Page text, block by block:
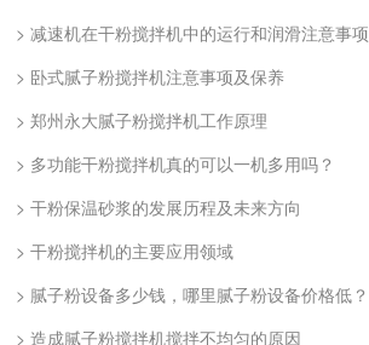
> 减速机在干粉搅拌机中的运行和润滑注意事项
> 卧式腻子粉搅拌机注意事项及保养
> 郑州永大腻子粉搅拌机工作原理
> 多功能干粉搅拌机真的可以一机多用吗？
> 干粉保温砂浆的发展历程及未来方向
> 干粉搅拌机的主要应用领域
> 腻子粉设备多少钱，哪里腻子粉设备价格低？
> 造成腻子粉搅拌机搅拌不均匀的原因